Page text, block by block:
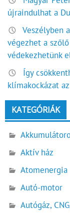
újraindulhat a
Veszélyben
végezhet a
védekezhetünk
Így
klímakockázat
KATEGÓRIÁK
Aktív ház
Atomenergia
Autó-motor
Autógáz,